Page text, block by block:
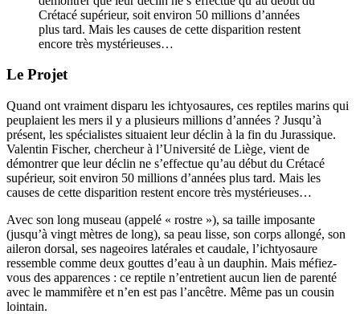
Crétacé supérieur, soit environ 50 millions d’années
plus tard. Mais les causes de cette disparition restent
encore très mystérieuses…
Le Projet
Quand ont vraiment disparu les ichtyosaures, ces reptiles marins qui
peuplaient les mers il y a plusieurs millions d’années ? Jusqu’à
présent, les spécialistes situaient leur déclin à la fin du Jurassique.
Valentin Fischer, chercheur à l’Université de Liège, vient de
démontrer que leur déclin ne s’effectue qu’au début du Crétacé
supérieur, soit environ 50 millions d’années plus tard. Mais les
causes de cette disparition restent encore très mystérieuses…
Avec son long museau (appelé « rostre »), sa taille imposante
(jusqu’à vingt mètres de long), sa peau lisse, son corps allongé, son
aileron dorsal, ses nageoires latérales et caudale, l’ichtyosaure
ressemble comme deux gouttes d’eau à un dauphin. Mais méfiez-
vous des apparences : ce reptile n’entretient aucun lien de parenté
avec le mammifère et n’en est pas l’ancêtre. Même pas un cousin
lointain.